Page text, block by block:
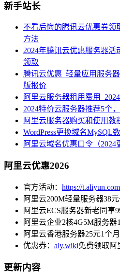
新手站长
不看后悔的腾讯云优惠券领
方法
2024年腾讯云优惠服务器
领取
腾讯云优惠_轻量应用服务
版报价
阿里云服务器租用费用
2024特价云服务器推荐5个
阿里云服务器购买和使用教
WordPress更换域名MySQL
阿里云域名优惠口令（2024
阿里云优惠2026
官方活动： https://
阿里云200M轻量服务器38
阿里云ECS服务器新老同享
阿里云企业2核4G5M服务器
阿里云香港服务器25元1个
优惠券： aly.wiki免费领取阿
更新内容